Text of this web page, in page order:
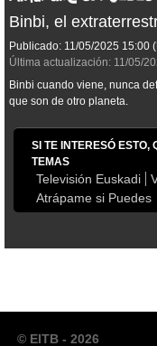
Binbi, el
Publicado: 11/05/2025 15:00
Última actualización: 11/05/
Binbi cuando viene, nunca
que son de otro planeta.
SI TE INTERESÓ ESTO,
TEMAS
Televisión Euskadi
Atrápame si Puedes
© EITB - 2026